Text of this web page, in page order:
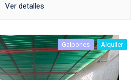
Ver detalles
Galpones Alquiler